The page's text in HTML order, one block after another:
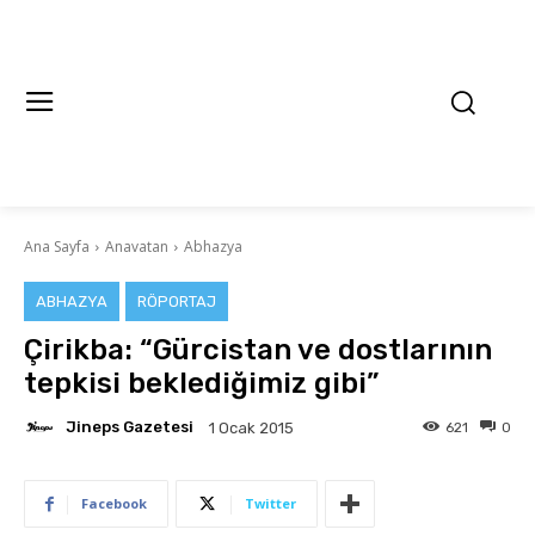
Ana Sayfa Anavatan Abhazya
ABHAZYA RÖPORTAJ
Çirikba: “Gürcistan ve dostlarının
tepkisi beklediğimiz gibi”
Jineps Gazetesi 1 Ocak 2015 0
621
Facebook Twitter